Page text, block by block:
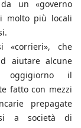
un «governo
molto più locali
«corrieri», che
aiutare alcune
oggigiorno il
fatto con mezzi
prepagate
a società di